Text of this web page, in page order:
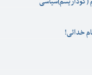
خدائی!